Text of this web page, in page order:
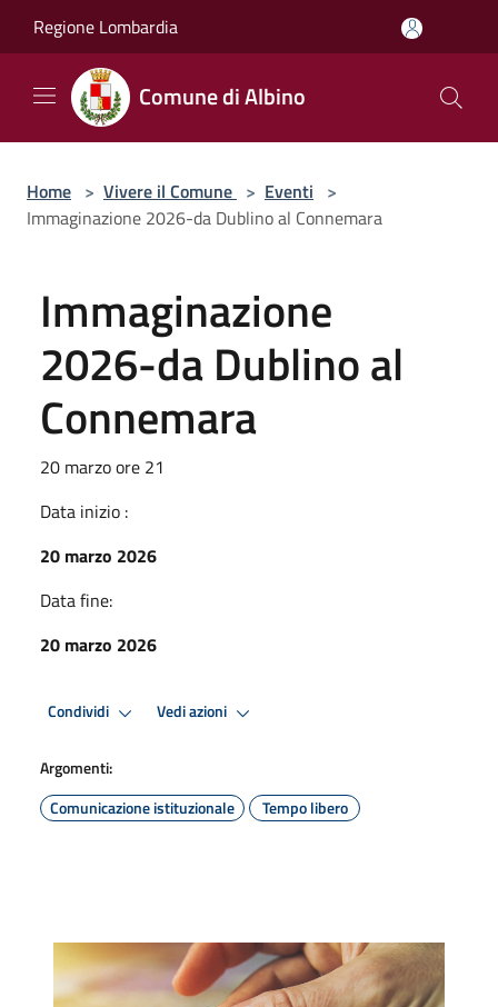
Regione Lombardia
Comune di Albino
Home > Vivere il Comune > Eventi >
Immaginazione 2026-da Dublino al Connemara
Immaginazione
2026-da Dublino al
Connemara
20 marzo ore 21
Data inizio :
20 marzo 2026
Data fine:
20 marzo 2026
Condividi Vedi azioni
Argomenti:
Comunicazione istituzionale
Tempo libero